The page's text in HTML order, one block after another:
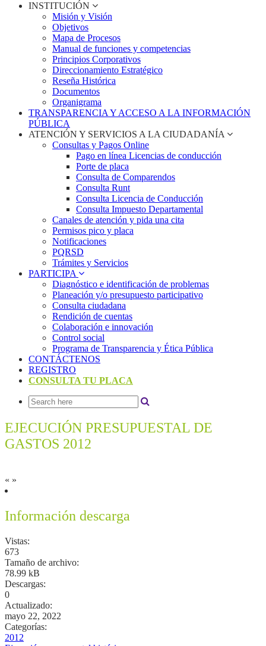
INSTITUCIÓN
Misión y Visión
Objetivos
Mapa de Procesos
Manual de funciones y competencias
Principios Corporativos
Direccionamiento Estratégico
Reseña Histórica
Documentos
Organigrama
TRANSPARENCIA Y ACCESO A LA INFORMACIÓN
PÚBLICA
ATENCIÓN Y SERVICIOS A LA CIUDADANÍA
Consultas y Pagos Online
Pago en línea Licencias de conducción
Porte de placa
Consulta de Comparendos
Consulta Runt
Consulta Licencia de Conducción
Consulta Impuesto Departamental
Canales de atención y pida una cita
Permisos pico y placa
Notificaciones
PQRSD
Trámites y Servicios
PARTICIPA
Diagnóstico e identificación de problemas
Planeación y/o presupuesto participativo​
Consulta ciudadana
Rendición de cuentas
Colaboración e innovación
Control social
Programa de Transparencia y Ética Pública
CONTÁCTENOS
REGISTRO
CONSULTA TU PLACA
EJECUCIÓN PRESUPUESTAL DE
GASTOS 2012
« »
Información descarga
Vistas:
673
Tamaño de archivo:
78.99 kB
Descargas:
0
Actualizado:
mayo 22, 2022
Categorías:
2012